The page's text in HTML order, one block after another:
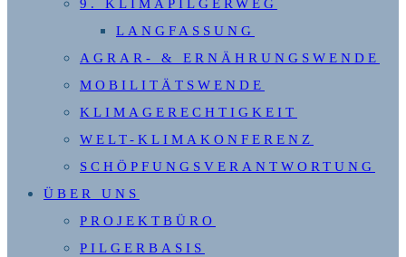
9. KLIMAPILGERWEG
LANGFASSUNG
AGRAR- & ERNÄHRUNGSWENDE
MOBILITÄTSWENDE
KLIMAGERECHTIGKEIT
WELT-KLIMAKONFERENZ
SCHÖPFUNGSVERANTWORTUNG
ÜBER UNS
PROJEKTBÜRO
PILGERBASIS